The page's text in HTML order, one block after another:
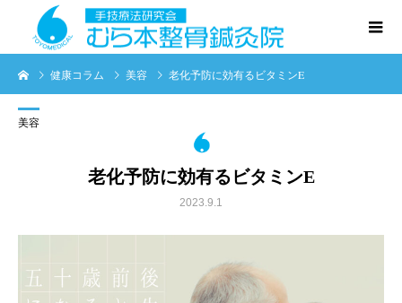
健康コラム 美容 老化予防に効有るビタミンE
美容
老化予防に効有るビタミンE
2023.9.1